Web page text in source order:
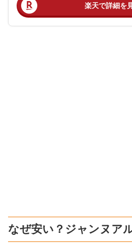
楽天で詳細を
なぜ安い？ジャンヌア